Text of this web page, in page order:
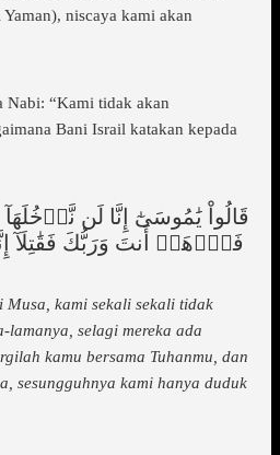
niscaya kami akan
Nabi: “Kami tidak akan
Bani Israil katakan kepada
قَالُواْ يَٰمُوسَىٰٓ إِنَّا لَن نَّدۡخُلَهَآ
kami sekali sekali tidak
lamanya, selagi mereka ada
kamu bersama Tuhanmu, dan
sesungguhnya kami hanya duduk